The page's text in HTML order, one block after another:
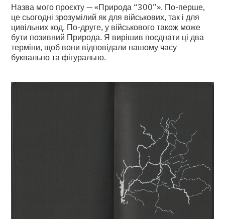
Назва мого проєкту — «Природа “300”». По-перше,
це сьогодні зрозумілий як для військових, так і для
цивільних код. По-друге, у військового також може
бути позивний Природа. Я вирішив поєднати ці два
терміни, щоб вони відповідали нашому часу
буквально та фігурально.